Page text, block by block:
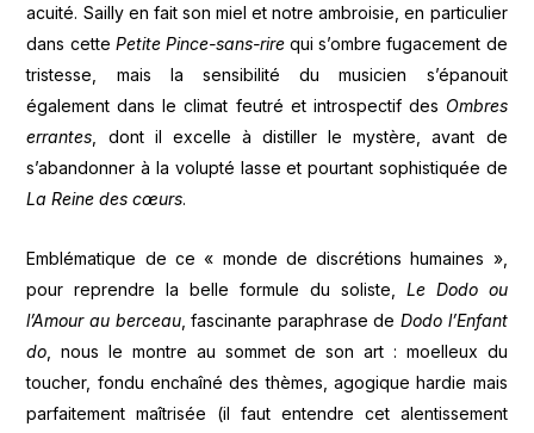
acuité. Sailly en fait son miel et notre ambroisie, en particulier
dans cette Petite Pince-sans-rirequi s’ombre fugacement de
tristesse, mais la sensibilité du musicien s’épanouit
également dans le climat feutré et introspectif des Ombres
errantes , dont il excelle à distiller le mystère, avant de
s’abandonner à la volupté lasse et pourtant sophistiquée de
La Reine des cœurs.
Emblématique de ce « monde de discrétions humaines »,
pour reprendre la belle formule du soliste, Le Dodo ou
l’Amour au berceau, fascinante paraphrase deDodo l’Enfant
do, nous le montre au sommet de son art : moelleux du
toucher, fondu enchaîné des thèmes, agogique hardie mais
parfaitement maîtrisée (il faut entendre cet alentissement